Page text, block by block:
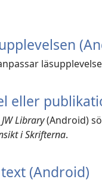
eller
JW Library(Android)
i Skrifterna.
(Android)